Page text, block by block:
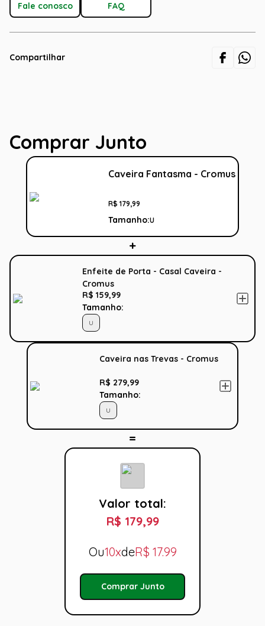
Fale conosco FAQ
Compartilhar
Comprar Junto
Caveira Fantasma - Cromus
R$ 179,99
Tamanho:U
Enfeite de Porta - Casal Caveira -
Cromus
R$ 159,99
Tamanho:
U
Caveira nas Trevas - Cromus
R$ 279,99
Tamanho:
U
Valor total:
R$ 179,99
Ou10xdeR$ 17.99
Comprar Junto